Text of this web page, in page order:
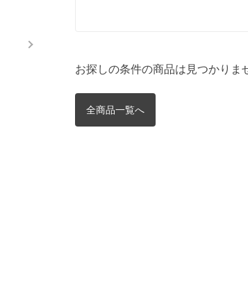
お探しの条件の商品は見つかりま
全商品一覧へ